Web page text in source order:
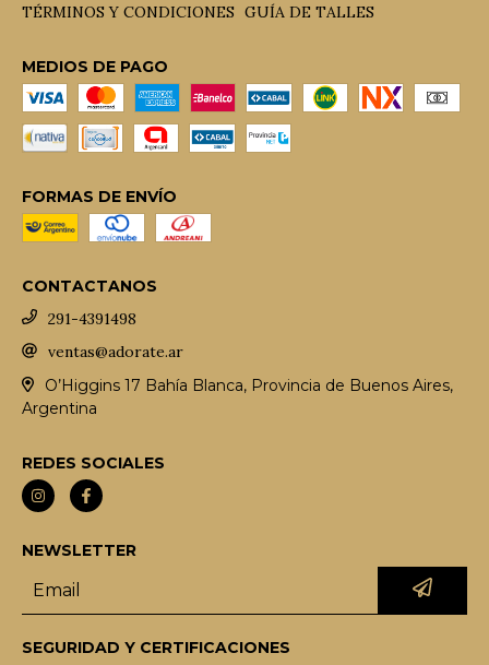
TÉRMINOS Y CONDICIONES GUÍA DE TALLES
MEDIOS DE PAGO
FORMAS DE ENVÍO
CONTACTANOS
291-4391498
ventas@adorate.ar
O’Higgins 17 Bahía Blanca, Provincia de Buenos Aires,
Argentina
REDES SOCIALES
NEWSLETTER
SEGURIDAD Y CERTIFICACIONES